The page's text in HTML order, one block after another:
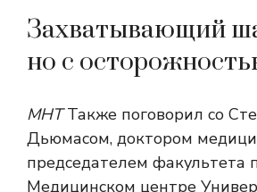
Захватывающий
но с
МНТТакже поговорил со
Дьюмасом, доктором
председателем факультета
Медицинском центре